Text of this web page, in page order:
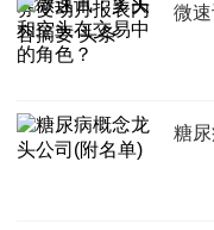
微
糖